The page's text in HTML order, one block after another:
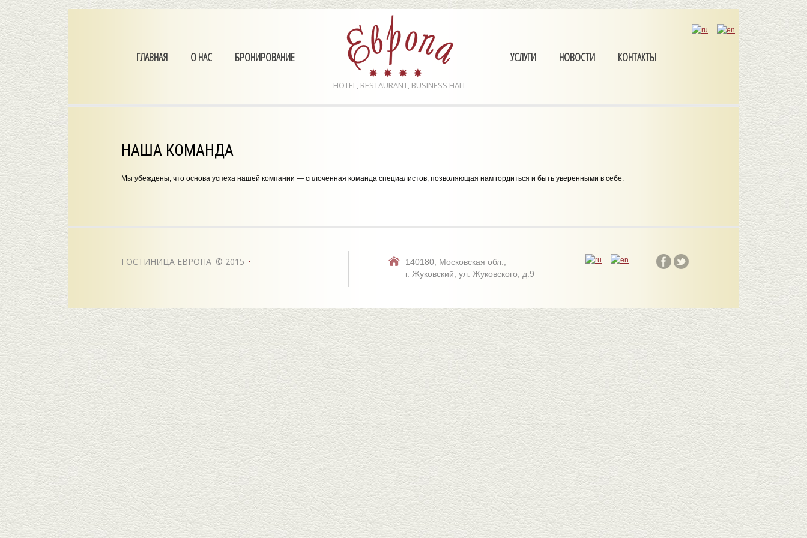
HOTEL, RESTAURANT, BUSINESS HALL
ГЛАВНАЯ О НАС БРОНИРОВАНИЕ УСЛУГИ НОВОСТИ КОНТАКТЫ
НАША КОМАНДА
Мы убеждены, что основа успеха нашей компании — сплоченная команда специалистов, позволяющая нам гордиться и быть уверенными в себе.
140180, Московская обл.,
г. Жуковский, ул. Жуковского, д.9
ГОСТИНИЦА ЕВРОПА © 2015 •